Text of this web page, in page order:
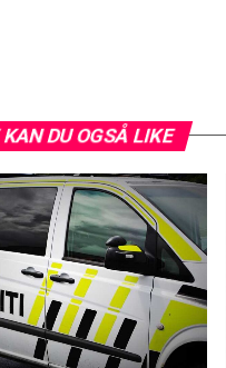
DU OGSÅ LIKE